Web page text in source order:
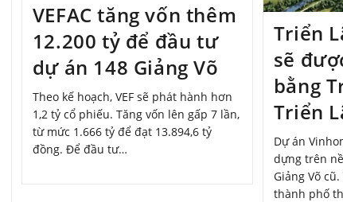
VEFAC tăng vốn thêm
12.200 tỷ để đầu tư
dự án 148 Giảng Võ
Theo kế hoạch, VEF sẽ phát hành hơn
1,2 tỷ cổ phiếu. Tăng vốn lên gấp 7 lần,
từ mức 1.666 tỷ để đạt 13.894,6 tỷ
đồng. Để đầu tư…
Triển
sẽ
bằng
Triển
Dự án
dựng trên
Giảng Võ
thành phố